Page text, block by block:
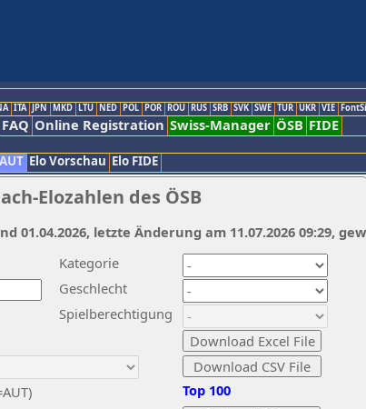
ITA JPN MKD LTU NED POL POR ROU RUS SRB SVK SWE TUR UKR VIE
FAQ Online Registration Swiss-Manager ÖSB FIDE
Elo Vorschau Elo FIDE
Elozahlen des ÖSB
Kategorie
Geschlecht
Spielberechtigung
Top 100
01.04.2026, letzte Änderung am 11.07.2026 09:29,